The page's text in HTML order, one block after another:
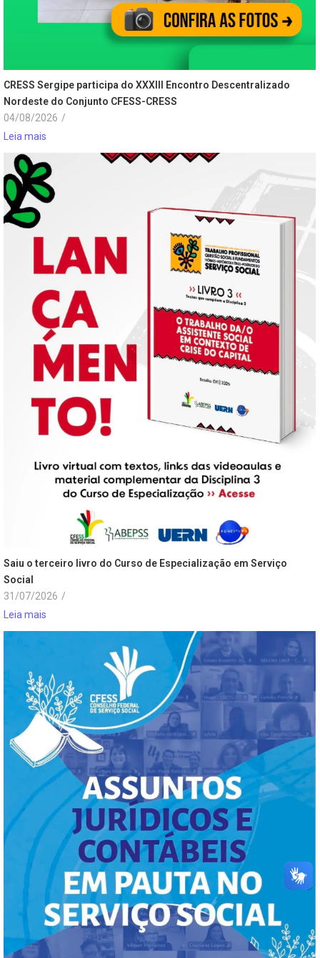
CRESS Sergipe participa do XXXIII Encontro Descentralizado
Nordeste do Conjunto CFESS-CRESS
04/08/2026 /
Leia mais
Saiu o terceiro livro do Curso de Especialização em Serviço
Social
31/07/2026 /
Leia mais